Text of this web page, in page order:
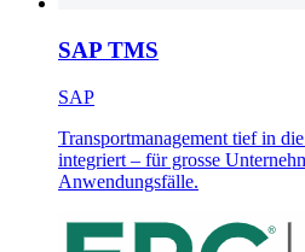
SAP TMS
SAP
Transportmanagement tief in
integriert – für grosse
Anwendungsfälle.